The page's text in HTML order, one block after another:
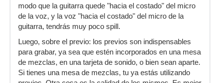
modo que la guitarra quede "hacia el costado" del micro
de la voz, y la voz "hacia el costado" del micro de la
guitarra, tendrás muy poco spill.
Luego, sobre el previo: los previos son indispensables
para grabar, ya sea que estén incorporados en una mesa
de mezclas, en una tarjeta de sonido, o bien sean aparte.
Si tienes una mesa de mezclas, tu ya estás utilizando